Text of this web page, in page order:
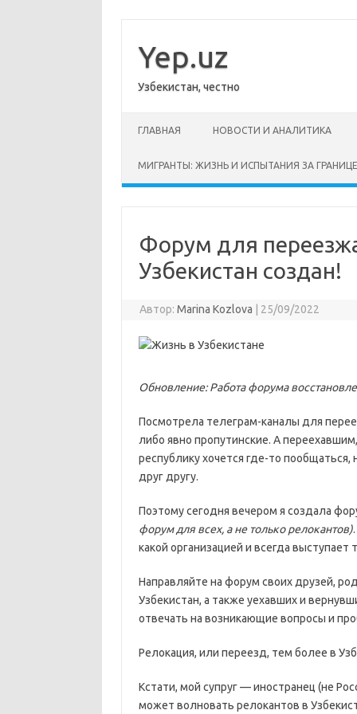
содержимому
Yep.uz
Узбекистан, честно
ГЛАВНАЯ НОВОСТИ И АНАЛИТИКА
МИГРАНТЫ: ЖИЗНЬ И ИСПЫТАНИЯ ЗА
Форум для
Узбекистан создан!
Автор: Marina Kozlova 25/09/2022
Обновление: Работа форума
Посмотрела телеграм-каналы для
либо явно пропутинские. А
республику хочется где-то
друг другу.
Поэтому сегодня вечером я создала
форум для всех, а не только релокантов)
какой организацией и всегда выступает
Направляйте на форум своих друзей,
Узбекистан, а также уехавших и
отвечать на возникающие вопросы и
Релокация, или переезд, тем более в
Кстати, мой супруг — иностранец (не
может волновать релокантов в